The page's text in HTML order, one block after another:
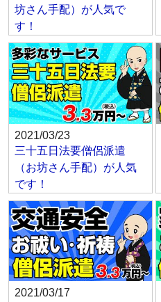
坊さん手配）が人気で
す！
2021/03/23
三十五日法要僧侶派遣
（お坊さん手配）が人気
です！
2021/03/17